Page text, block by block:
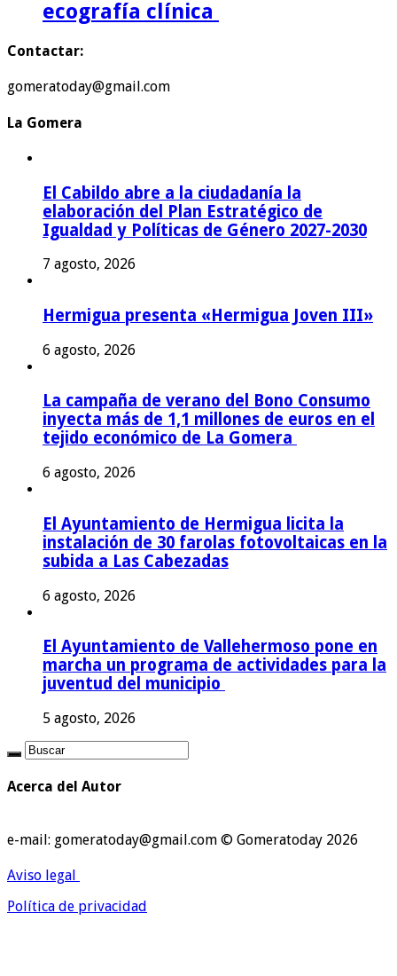
ecografía clínica
Contactar:
gomeratoday@gmail.com
La Gomera
El Cabildo abre a la ciudadanía la
elaboración del Plan Estratégico de
Igualdad y Políticas de Género 2027-2030
7 agosto, 2026
Hermigua presenta «Hermigua Joven III»
6 agosto, 2026
La campaña de verano del Bono Consumo
inyecta más de 1,1 millones de euros en el
tejido económico de La Gomera
6 agosto, 2026
El Ayuntamiento de Hermigua licita la
instalación de 30 farolas fotovoltaicas en la
subida a Las Cabezadas
6 agosto, 2026
El Ayuntamiento de Vallehermoso pone en
marcha un programa de actividades para la
juventud del municipio
5 agosto, 2026
Acerca del Autor
e-mail: gomeratoday@gmail.com © Gomeratoday 2026
Aviso legal
Política de privacidad